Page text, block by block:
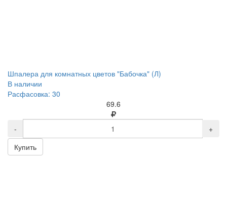
Шпалера для комнатных цветов "Бабочка" (Л)
В наличии
Расфасовка: 30
69.6
-
+
Купить